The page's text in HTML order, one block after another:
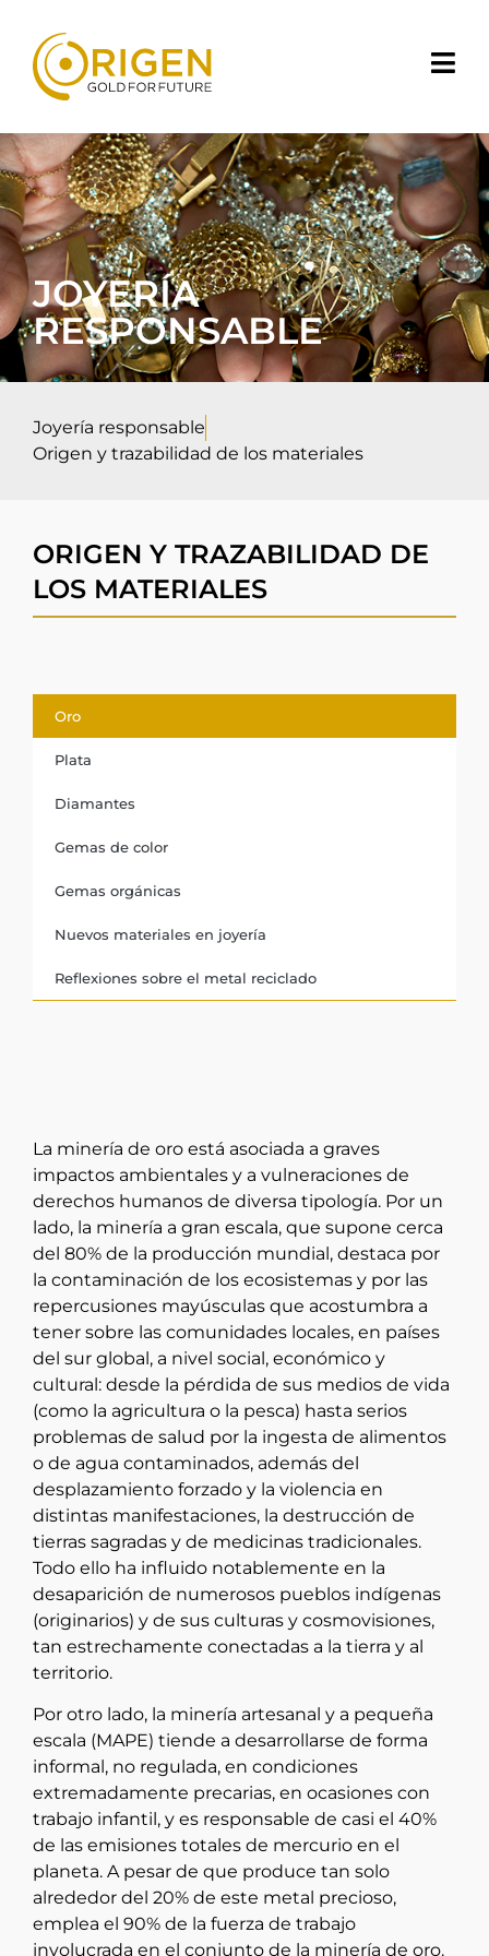
JOYERÍA
RESPONSABLE
Joyería responsable
Origen y trazabilidad de los materiales
ORIGEN Y TRAZABILIDAD DE
LOS MATERIALES
Oro
Plata
Diamantes
Gemas de color
Gemas orgánicas
Nuevos materiales en joyería
Reflexiones sobre el metal reciclado
La minería de oro está asociada a graves
impactos ambientales y a vulneraciones de
derechos humanos de diversa tipología. Por un
lado, la minería a gran escala, que supone cerca
del 80% de la producción mundial, destaca por
la contaminación de los ecosistemas y por las
repercusiones mayúsculas que acostumbra a
tener sobre las comunidades locales, en países
del sur global, a nivel social, económico y
cultural: desde la pérdida de sus medios de vida
(como la agricultura o la pesca) hasta serios
problemas de salud por la ingesta de alimentos
o de agua contaminados, además del
desplazamiento forzado y la violencia en
distintas manifestaciones, la destrucción de
tierras sagradas y de medicinas tradicionales.
Todo ello ha influido notablemente en la
desaparición de numerosos pueblos indígenas
(originarios) y de sus culturas y cosmovisiones,
tan estrechamente conectadas a la tierra y al
territorio.
Por otro lado, la minería artesanal y a pequeña
escala (MAPE) tiende a desarrollarse de forma
informal, no regulada, en condiciones
extremadamente precarias, en ocasiones con
trabajo infantil, y es responsable de casi el 40%
de las emisiones totales de mercurio en el
planeta. A pesar de que produce tan solo
alrededor del 20% de este metal precioso,
emplea el 90% de la fuerza de trabajo
involucrada en el conjunto de la minería de oro.